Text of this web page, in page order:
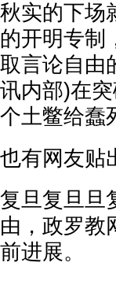
秋实的下场
的开明专制
取言论自由
讯内部)在
个土鳖给蠢
也有网友贴
复旦复旦旦
由，政罗教
前进展。